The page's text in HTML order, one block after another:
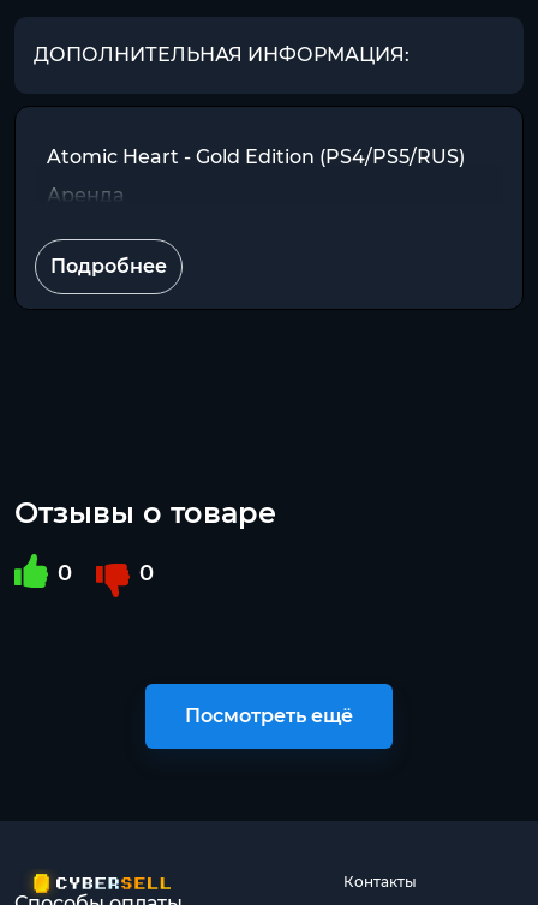
ДОПОЛНИТЕЛЬНАЯ ИНФОРМАЦИЯ:
Atomic Heart - Gold Edition (PS4/PS5/RUS)
Аренда
Подробнее
Отзывы о товаре
0 0
Посмотреть ещё
Контакты